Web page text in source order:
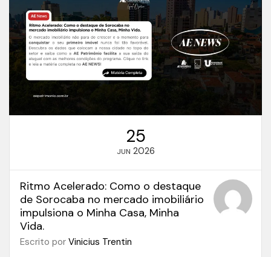
25
JUN 2026
Ritmo Acelerado: Como o destaque
de Sorocaba no mercado imobiliário
impulsiona o Minha Casa, Minha
Vida.
Escrito por Vinicius Trentin